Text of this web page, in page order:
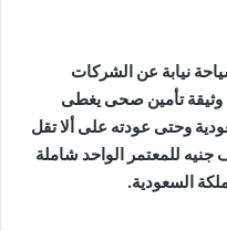
نيابة عن الشركات
وثيقة تأمين صحى يغطى
وحتى عودته على ألا تقل
التأمين الصحى عن 100 ألف جنيه للمعتمر الواحد شاملة
السعودية.